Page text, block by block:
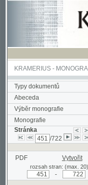
KRAMERIUS-MONOGRAFIE
Typy dokumentů
Abeceda
Výběr monografie
Monografie
Stránka
/722
PDF Vytvořit
rozsah stran: (max. 20)